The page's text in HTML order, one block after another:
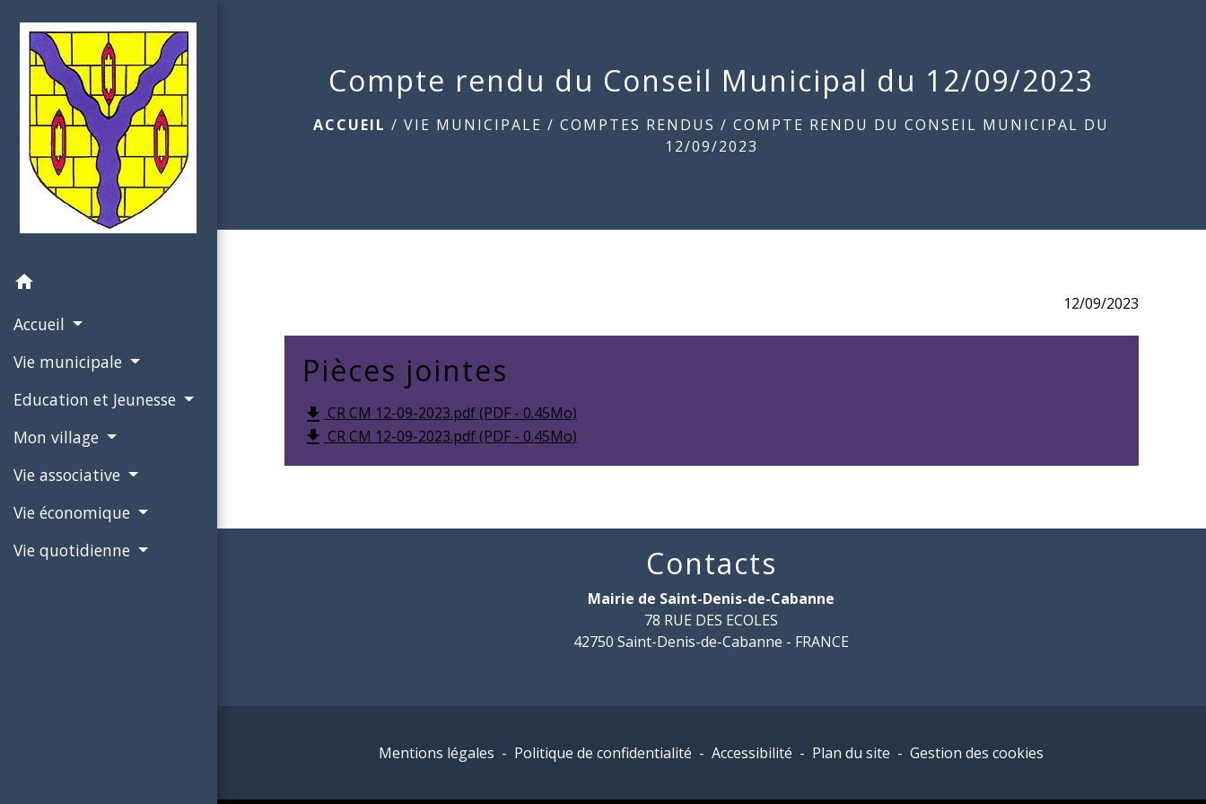
home
Accueil
Vie municipale
Education et Jeunesse
Mon village
Vie associative
Vie économique
Vie quotidienne
Compte rendu du Conseil Municipal du 12/09/2023
ACCUEIL /VIE MUNICIPALE /COMPTES RENDUS /COMPTE RENDU DU CONSEIL MUNICIPAL DU
12/09/2023
12/09/2023
Pièces jointes
file_download CR CM 12-09-2023.pdf (PDF - 0.45Mo)
file_download CR CM 12-09-2023.pdf (PDF - 0.45Mo)
Contacts
Mairie de Saint-Denis-de-Cabanne
78 RUE DES ECOLES
42750 Saint-Denis-de-Cabanne - FRANCE
Mentions légales - Politique de confidentialité - Accessibilité - Plan du site - Gestion des cookies